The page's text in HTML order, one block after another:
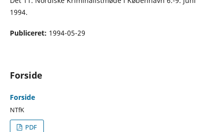
1994.
Publiceret: 1994-05-29
Forside
Forside
NTfK
PDF